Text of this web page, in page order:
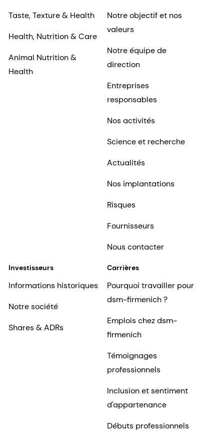
Taste, Texture & Health
Health, Nutrition & Care
Animal Nutrition &
Health
Notre objectif et nos
valeurs
Notre équipe de
direction
Entreprises
responsables
Nos activités
Science et recherche
Actualités
Nos implantations
Risques
Fournisseurs
Nous contacter
Investisseurs
Informations historiques
Notre société
Shares & ADRs
Carrières
Pourquoi travailler pour
dsm-firmenich ?
Emplois chez dsm-
firmenich
Témoignages
professionnels
Inclusion et sentiment
d'appartenance
Débuts professionnels